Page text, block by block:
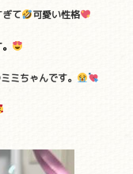
ぎて 可愛い性格
ミちゃんです。